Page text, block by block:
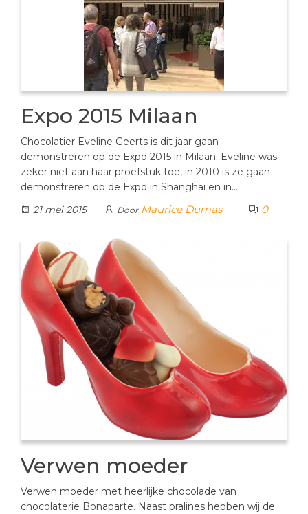
Expo 2015 Milaan
Chocolatier Eveline Geerts is dit jaar gaan
demonstreren op de Expo 2015 in Milaan. Eveline was
zeker niet aan haar proefstuk toe, in 2010 is ze gaan
demonstreren op de Expo in Shanghai en in…
21 mei 2015
Door Maurice Dumas 0
Verwen moeder
Verwen moeder met heerlijke chocolade van
chocolaterie Bonaparte. Naast pralines hebben wij de